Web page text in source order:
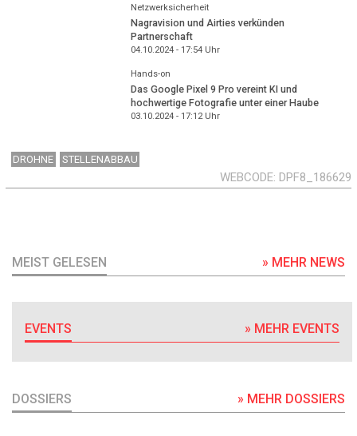
Netzwerksicherheit
Nagravision und Airties verkünden
Partnerschaft
04.10.2024 - 17:54Uhr
Hands-on
Das Google Pixel 9 Pro vereint KI und
hochwertige Fotografie unter einer Haube
03.10.2024 - 17:12Uhr
DROHNE STELLENABBAU
WEBCODE DPF8_186629
MEIST GELESEN » MEHR NEWS
EVENTS » MEHR EVENTS
DOSSIERS » MEHR DOSSIERS